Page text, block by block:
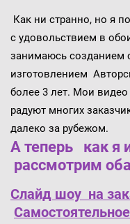
Как ни странно, но я
с удовольствием в
занимаюсь созданием
изготовлением
более 3 лет. Мои
радуют многих
далеко за рубежом.
А теперь как я
рассмотрим
Слайд шоу на